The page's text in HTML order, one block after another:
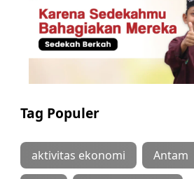
Tag Populer
aktivitas ekonomi Antam